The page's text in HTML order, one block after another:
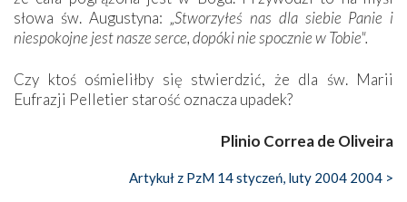
słowa św. Augustyna: „Stworzyłeś nas dla siebie Panie i
niespokojne jest nasze serce, dopóki nie spocznie w Tobie".
Czy ktoś ośmieliłby się stwierdzić, że dla św. Marii
Eufrazji Pelletier starość oznacza upadek?
Plinio Correa de Oliveira
Artykuł z PzM 14 styczeń, luty 2004 2004 >